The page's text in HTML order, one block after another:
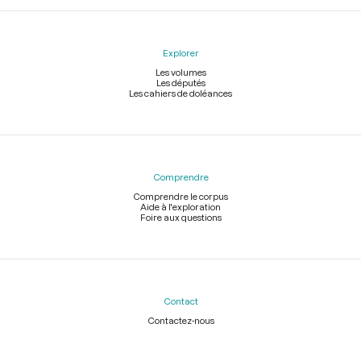
Explorer
Les volumes
Les députés
Les cahiers de doléances
Comprendre
Comprendre le corpus
Aide à l'exploration
Foire aux questions
Contact
Contactez-nous